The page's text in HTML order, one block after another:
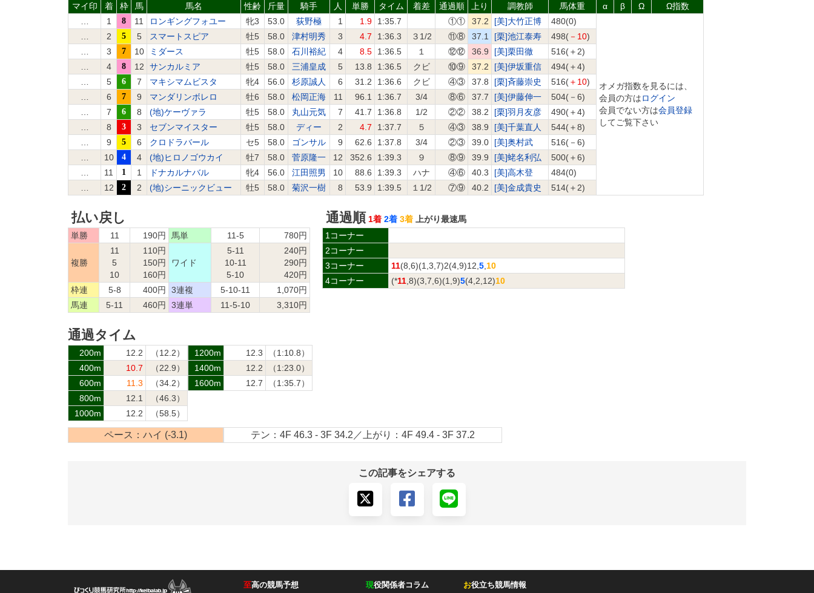
マイ印 着 枠 馬 馬名 性齢 斤量 騎手 人 単勝 タイム 着差 通過順 上り 調教師 馬体重 α β Ω
Ω指数
1 8 11 ロンギングフォユー 牝3 53.0 荻野極 1 1.9 1:35.7 ①① 37.2 [美]大竹正博 480(0)
オメガ指数を見るには、
会員の方はログイン
会員でない方は会員登録
してご覧下さい
2 5 5 スマートスピア 牡5 58.0 津村明秀 3 4.7 1:36.3 ３1/2 ⑪⑧ 37.1 [栗]池江泰寿 498( －10)
3 7 10 ミダース 牡5 58.0 石川裕紀 4 8.5 1:36.5 １ ⑫⑫ 36.9 [美]栗田徹
516(＋2)
4 8 12 サンカルミア 牡5 58.0 三浦皇成 5 13.8 1:36.5 クビ ⑩⑨ 37.2 [美]伊坂重信
494(＋4)
5 6 7 マキシマムビスタ 牝4 56.0 杉原誠人 6 31.2 1:36.6 クビ ④③ 37.8 [栗]斉藤崇史 516(＋10)
6 7 9 マンダリンボレロ 牡6 58.0 松岡正海 11 96.1 1:36.7 3/4 ⑧⑥ 37.7 [美]伊藤伸一
504(－6)
7 6 8 (地)ケーヴァラ 牡5 58.0 丸山元気 7 41.7 1:36.8 1/2 ②② 38.2 [栗]羽月友彦
490(＋4)
8 3 3 セブンマイスター 牡5 58.0 ディー 2 4.7 1:37.7 ５ ④③ 38.9 [美]千葉直人
544(＋8)
9 5 6 クロドラバール セ5 58.0 ゴンサル 9 62.6 1:37.8 3/4 ②③ 39.0 [美]奥村武
516(－6)
10 4 4 (地)ヒロノゴウカイ 牡7 58.0 菅原隆一 12 352.6 1:39.3 ９ ⑧⑨ 39.9 [美]蛯名利弘
500(＋6)
11 1 1 ドナカルナバル 牝4 56.0 江田照男 10 88.6 1:39.3 ハナ ④⑥ 40.3 [美]高木登
484(0)
12 2 2 (地)シーニックビュー 牡5 58.0 菊沢一樹 8 53.9 1:39.5 １1/2 ⑦⑨ 40.2 [美]金成貴史 514(＋2)
払い戻し
単勝 11 190円 馬単 11-5 780円
複勝
11
5
10
110円
150円
160円
ワイド
5-11
10-11
5-10
240円
290円
420円
枠連
5-8 400円 3連複 5-10-11
1,070円
馬連
5-11 460円 3連単 11-5-10 3,310円
通過順 1着 2着 3着
上がり最速馬
1コーナー
2コーナー
3コーナー
11(8,6)(1,3,7)2(4,9)12, 5 10
4コーナー
(*11 ,8)(3,7,6)(1,9)5(4,2,12)10
通過タイム
200m 12.2
（12.2）
400m
10.7
（22.9）
600m
11.3
（34.2）
800m
12.1
（46.3）
1000m
12.2 （58.5）
1200m 12.3
（1:10.8）
1400m
12.2
（1:23.0）
1600m
12.7 （1:35.7）
ペース：ハイ (-3.1) テン：4F 46.3 - 3F 34.2／上がり：4F 49.4 - 3F 37.2
この記事をシェアする
至高の競馬予想 現役関係者コラム お役立ち競馬情報